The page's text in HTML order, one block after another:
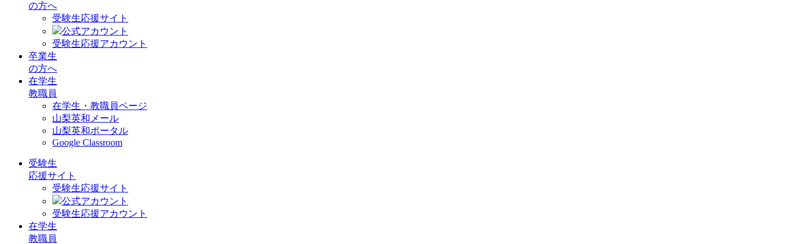
の方へ
受験生応援サイト
公式アカウント
受験生応援アカウント
卒業生
の方へ
在学生
教職員
在学生・教職員ページ
山梨英和メール
山梨英和ポータル
Google Classroom
受験生
応援サイト
受験生応援サイト
公式アカウント
受験生応援アカウント
在学生
教職員